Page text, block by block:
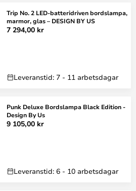
Trip No. 2 LED-batteridriven bordslampa,
marmor, glas – DESIGN BY US
7 294,00 kr
Leveranstid: 7 - 11 arbetsdagar
Punk Deluxe Bordslampa Black Edition -
Design By Us
9 105,00 kr
Leveranstid: 6 - 10 arbetsdagar